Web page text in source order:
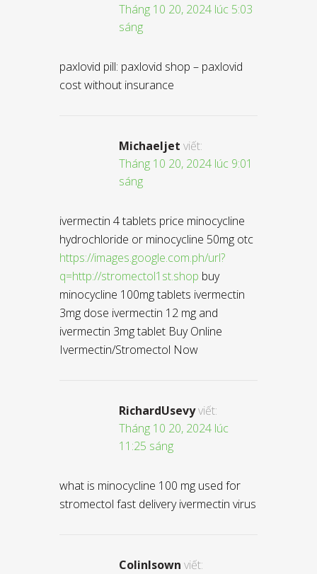
Tháng 10 20, 2024 lúc 5:03
sáng
paxlovid pill: paxlovid shop – paxlovid
cost without insurance
Michaeljet viết:
Tháng 10 20, 2024 lúc 9:01
sáng
ivermectin 4 tablets price minocycline
hydrochloride or minocycline 50mg otc
https://images.google.com.ph/url?
q=http://stromectol1st.shop buy
minocycline 100mg tablets ivermectin
3mg dose ivermectin 12 mg and
ivermectin 3mg tablet Buy Online
Ivermectin/Stromectol Now
RichardUsevyviết:
Tháng 10 20, 2024 lúc
11:25 sáng
what is minocycline 100 mg used for
stromectol fast delivery ivermectin virus
ColinIsown viết: